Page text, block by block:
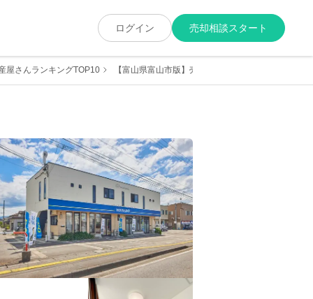
ログイン 売却相談スタート
屋さんランキングTOP10 【富山県富山市版】売却に強くて実績が豊富な地元